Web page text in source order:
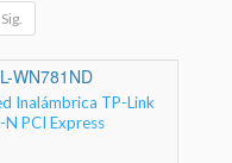
Sig.
WN781ND
Inalámbrica TP-Link
PCI Express